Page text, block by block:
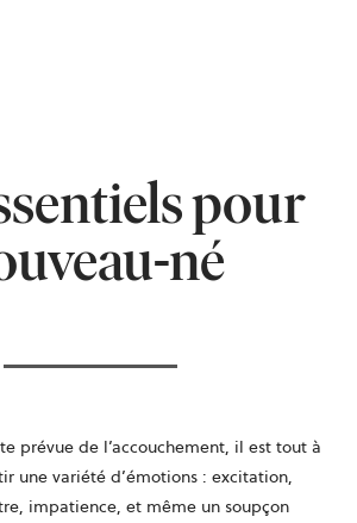
pour
né
prévue de l’accouchement, il est tout à
une variété d’émotions : excitation,
impatience, et même un soupçon